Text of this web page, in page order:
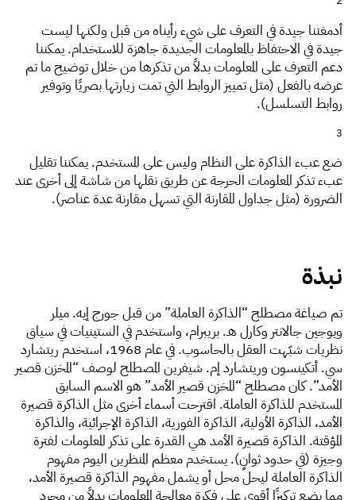
أدمغتنا جيدة في التعرف على شيء رأيناه من قبل ولكنها ليست
جيدة في الاحتفاظ بالمعلومات الجديدة جاهزة للاستخدام. يمكننا
دعم التعرف على المعلومات بدلاً من تذكرها من خلال توضيح ما تم
عرضه بالفعل (مثل تمييز الروابط التي تمت زيارتها بصريًا وتوفير
روابط التسلسل).
ضع عبء الذاكرة على النظام وليس على المستخدم. يمكننا تقليل
عبء تذكر المعلومات الحرجة عن طريق نقلها من شاشة إلى أخرى عند
الضرورة (مثل جداول المقارنة التي تسهل مقارنة عدة عناصر).
نبذة
تم صياغة مصطلح “الذاكرة العاملة” من قبل جورج إيه. ميلر
ويوجين جالانتر وكارل هـ. بريبرام، واستخدم في الستينيات في سياق
نظريات شبّهت العقل بالحاسوب. في عام 1968، استخدم ريتشارد
سي. أتكينسون وريتشارد إم. شيفرين المصطلح لوصف “المخزن قصير
الأمد”. كان مصطلح “المخزن قصير الأمد” هو الاسم السابق
المستخدم للذاكرة العاملة. اقترحت أسماء أخرى مثل الذاكرة قصيرة
الأمد، الذاكرة الأولية، الذاكرة الفورية، الذاكرة الإجرائية، والذاكرة
المؤقتة. الذاكرة قصيرة الأمد هي القدرة على تذكر المعلومات لفترة
وجيزة (في حدود ثوانٍ). يستخدم معظم المنظرين اليوم مفهوم
الذاكرة العاملة ليحل محل أو يشمل مفهوم الذاكرة قصيرة الأمد،
مما يضع تركيزًا أقوى على فكرة معالجة المعلومات بدلاً من مجرد